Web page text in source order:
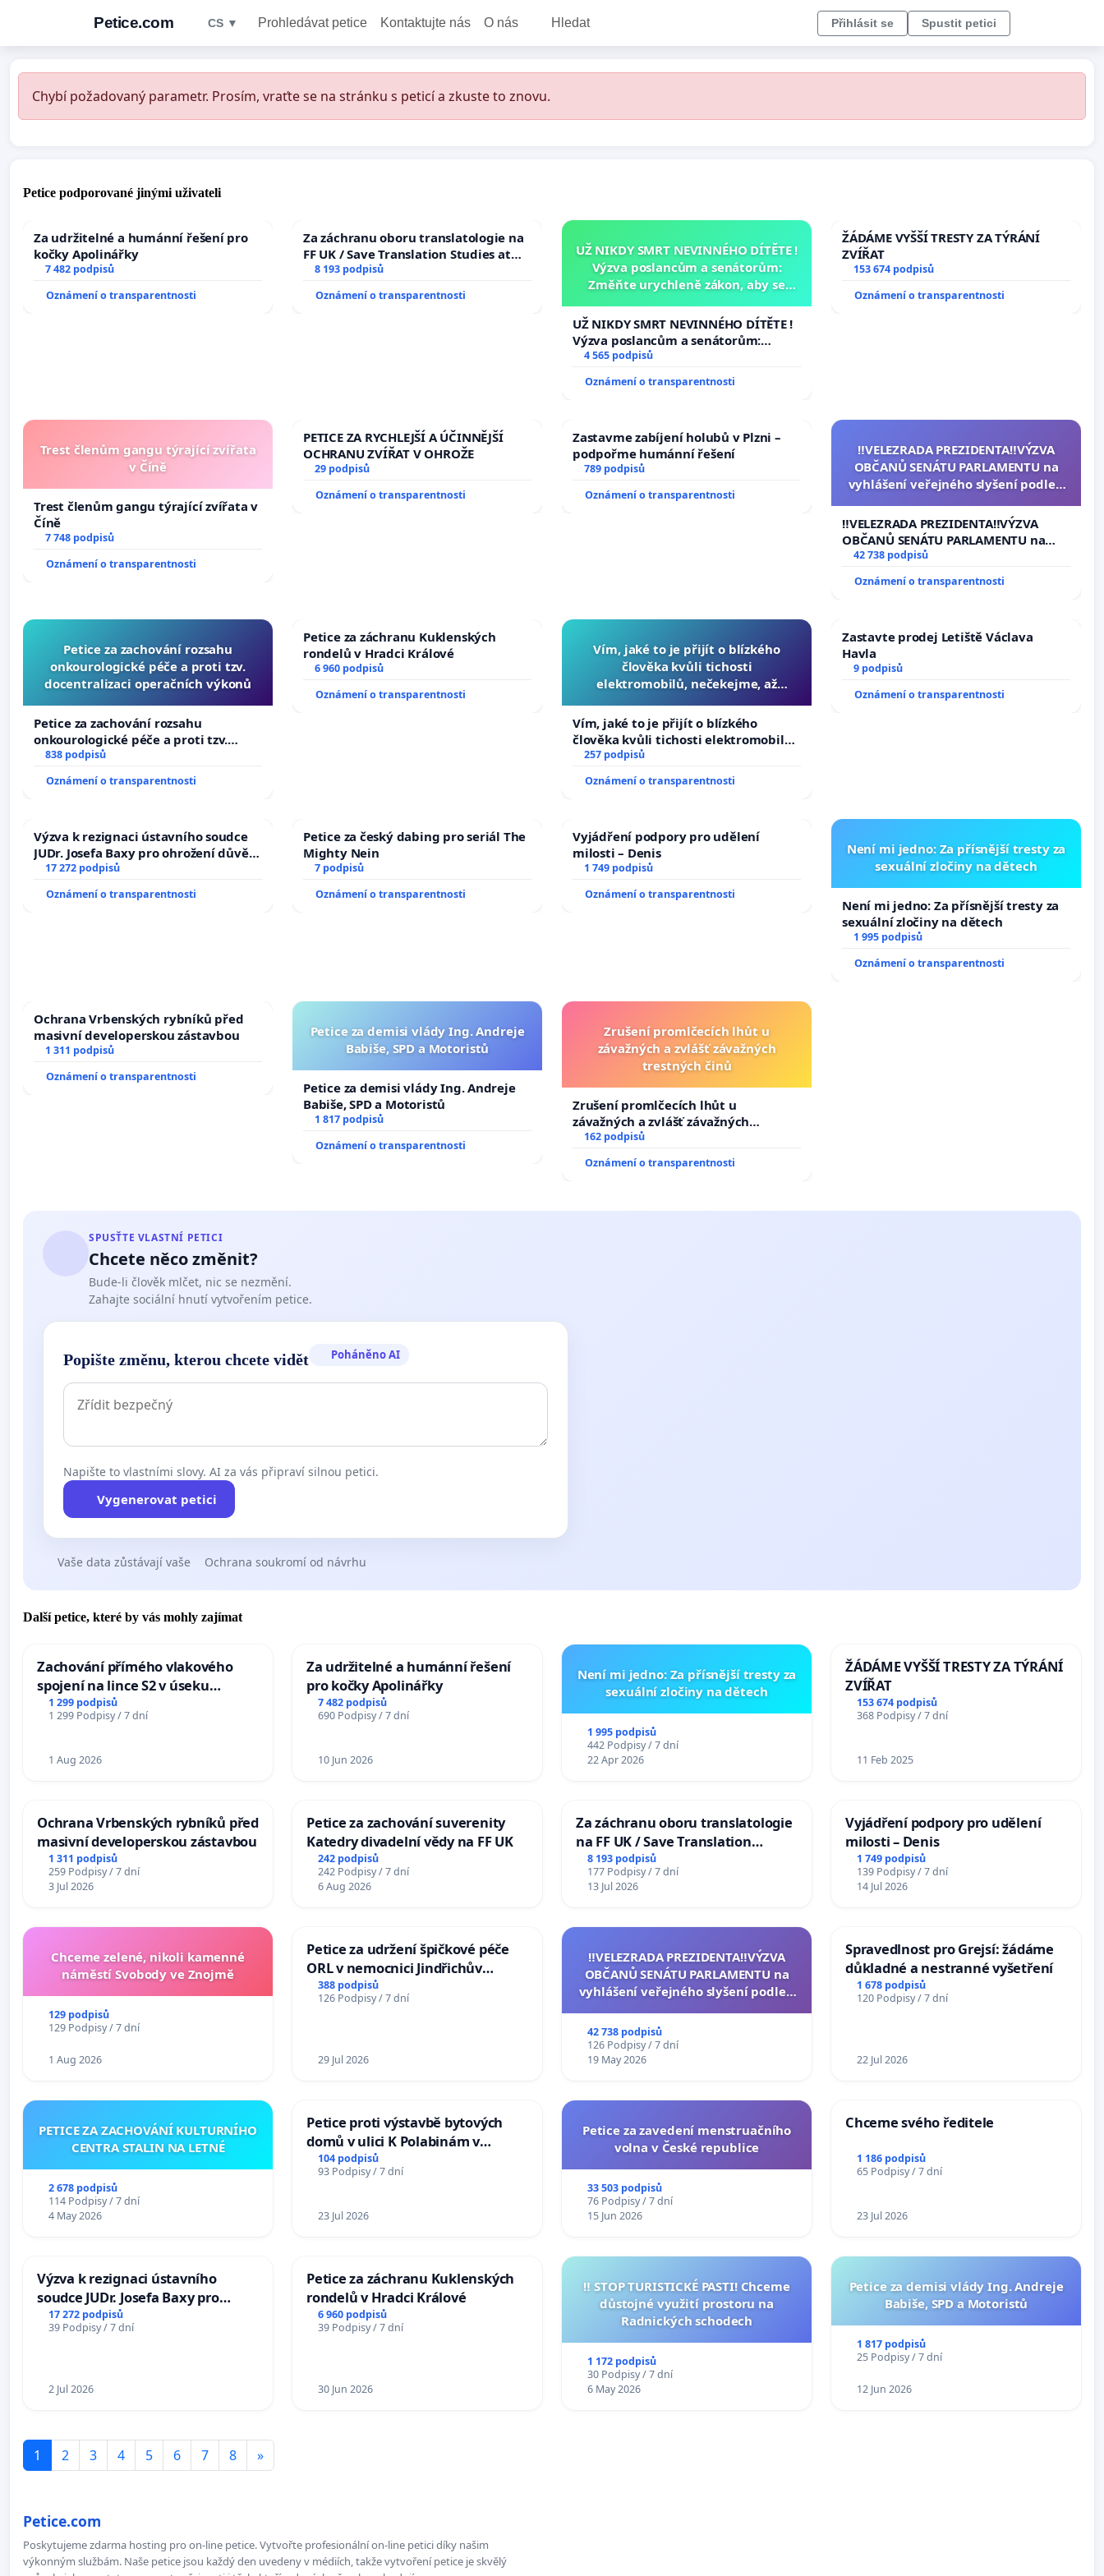
Petice.com CS ▼ Prohledávat petice Kontaktujte nás O nás Hledat Přihlásit se Spustit petici
Chybí požadovaný parametr. Prosím, vraťte se na stránku s peticí a zkuste to znovu.
Petice podporované jinými uživateli
Za udržitelné a humánní řešení pro
kočky Apolinářky
7 482 podpisů
Oznámení o transparentnosti
Za záchranu oboru translatologie na
FF UK / Save Translation Studies at
the Faculty of Arts, Charles
University
8 193 podpisů
Oznámení o transparentnosti
UŽ NIKDY SMRT NEVINNÉHO DÍTĚTE !
Výzva poslancům a senátorům:
Změňte urychleně zákon, aby se
opakovat!
UŽ NIKDY SMRT NEVINNÉHO DÍTĚTE !
Výzva poslancům a senátorům:
Změňte urychleně zákon, aby se
tragédie malé Viktorky už nemohla
opakovat!
4 565 podpisů
Oznámení o transparentnosti
ŽÁDÁME VYŠŠÍ TRESTY ZA TÝRÁNÍ
ZVÍŘAT
153 674 podpisů
Oznámení o transparentnosti
Trest členům gangu týrající zvířata
v Číně
Trest členům gangu týrající zvířata v
Číně
7 748 podpisů
Oznámení o transparentnosti
PETICE ZA RYCHLEJŠÍ A ÚČINNĚJŠÍ
OCHRANU ZVÍŘAT V OHROŽE
29 podpisů
Oznámení o transparentnosti
Zastavme zabíjení holubů v Plzni –
podpořme humánní řešení
789 podpisů
Oznámení o transparentnosti
‼️VELEZRADA PREZIDENTA‼️VÝZVA
OBČANŮ SENÁTU PARLAMENTU na
vyhlášení veřejného slyšení podle §
na přijetí usnesení k podání ústavní
žaloby na prezidenta republiky
‼️VELEZRADA PREZIDENTA‼️VÝZVA
OBČANŮ SENÁTU PARLAMENTU na
vyhlášení veřejného slyšení podle §
144 jednacího řádu Senátu k návrhu
na přijetí usnesení k podání ústavní
42 738 podpisů
Oznámení o transparentnosti
Petice za zachování rozsahu
onkourologické péče a proti tzv.
docentralizaci operačních výkonů
Petice za zachování rozsahu
onkourologické péče a proti tzv.
docentralizaci operačních výkonů
838 podpisů
Oznámení o transparentnosti
Petice za záchranu Kuklenských
rondelů v Hradci Králové
6 960 podpisů
Oznámení o transparentnosti
Vím, jaké to je přijít o blízkého
člověka kvůli tichosti
elektromobilů, nečekejme, až
auta!
Vím, jaké to je přijít o blízkého
člověka kvůli tichosti elektromobilů,
nečekejme, až přibydou další,
zaveďme slyšitelná auta!
257 podpisů
Oznámení o transparentnosti
Zastavte prodej Letiště Václava
Havla
9 podpisů
Oznámení o transparentnosti
Výzva k rezignaci ústavního soudce
JUDr. Josefa Baxy pro ohrožení důvěry
ve spravedlivý proces
17 272 podpisů
Oznámení o transparentnosti
Petice za český dabing pro seriál The
Mighty Nein
7 podpisů
Oznámení o transparentnosti
Vyjádření podpory pro udělení
milosti – Denis
1 749 podpisů
Oznámení o transparentnosti
Není mi jedno: Za přísnější tresty za
sexuální zločiny na dětech
Není mi jedno: Za přísnější tresty za
sexuální zločiny na dětech
1 995 podpisů
Oznámení o transparentnosti
Ochrana Vrbenských rybníků před
masivní developerskou zástavbou
1 311 podpisů
Oznámení o transparentnosti
Petice za demisi vlády Ing. Andreje
Babiše, SPD a Motoristů
Petice za demisi vlády Ing. Andreje
Babiše, SPD a Motoristů
1 817 podpisů
Oznámení o transparentnosti
Zrušení promlčecích lhůt u
závažných a zvlášť závažných
trestných činů
Zrušení promlčecích lhůt u
závažných a zvlášť závažných
trestných činů
162 podpisů
Oznámení o transparentnosti
SPUSŤTE VLASTNÍ PETICI
Chcete něco změnit?
Bude-li člověk mlčet, nic se nezmění.
Zahajte sociální hnutí vytvořením petice.
Popište změnu, kterou chcete vidět Poháněno AI
Napište to vlastními slovy. AI za vás připraví silnou petici.
Vygenerovat petici
Vaše data zůstávají vaše Ochrana soukromí od návrhu
Další petice, které by vás mohly zajímat
Zachování přímého vlakového
spojení na lince S2 v úseku
Ostrava – Bohumín – Karviná –
Mosty u Jablunkova
1 299 podpisů
1 299 Podpisy / 7 dní
1 Aug 2026
Za udržitelné a humánní řešení
pro kočky Apolinářky
7 482 podpisů
690 Podpisy / 7 dní
10 Jun 2026
Není mi jedno: Za přísnější tresty za
sexuální zločiny na dětech
1 995 podpisů
442 Podpisy / 7 dní
22 Apr 2026
ŽÁDÁME VYŠŠÍ TRESTY ZA TÝRÁNÍ
ZVÍŘAT
153 674 podpisů
368 Podpisy / 7 dní
11 Feb 2025
Ochrana Vrbenských rybníků před
masivní developerskou zástavbou
1 311 podpisů
259 Podpisy / 7 dní
3 Jul 2026
Petice za zachování suverenity
Katedry divadelní vědy na FF UK
242 podpisů
242 Podpisy / 7 dní
6 Aug 2026
Za záchranu oboru translatologie
na FF UK / Save Translation
Studies at the Faculty of Arts,
Charles University
8 193 podpisů
177 Podpisy / 7 dní
13 Jul 2026
Vyjádření podpory pro udělení
milosti – Denis
1 749 podpisů
139 Podpisy / 7 dní
14 Jul 2026
Chceme zelené, nikoli kamenné
náměstí Svobody ve Znojmě
129 podpisů
129 Podpisy / 7 dní
1 Aug 2026
Petice za udržení špičkové péče
ORL v nemocnici Jindřichův
Hradec
388 podpisů
126 Podpisy / 7 dní
29 Jul 2026
‼️VELEZRADA PREZIDENTA‼️VÝZVA
OBČANŮ SENÁTU PARLAMENTU na
vyhlášení veřejného slyšení podle §
na přijetí usnesení k podání ústavní
žaloby na prezidenta republiky
42 738 podpisů
126 Podpisy / 7 dní
19 May 2026
Spravedlnost pro Grejsí: žádáme
důkladné a nestranné vyšetření
1 678 podpisů
120 Podpisy / 7 dní
22 Jul 2026
PETICE ZA ZACHOVÁNÍ KULTURNÍHO
CENTRA STALIN NA LETNÉ
2 678 podpisů
114 Podpisy / 7 dní
4 May 2026
Petice proti výstavbě bytových
domů v ulici K Polabinám v
Pardubicích
104 podpisů
93 Podpisy / 7 dní
23 Jul 2026
Petice za zavedení menstruačního
volna v České republice
33 503 podpisů
76 Podpisy / 7 dní
15 Jun 2026
Chceme svého ředitele
1 186 podpisů
65 Podpisy / 7 dní
23 Jul 2026
Výzva k rezignaci ústavního
soudce JUDr. Josefa Baxy pro
ohrožení důvěry ve spravedlivý
proces
17 272 podpisů
39 Podpisy / 7 dní
2 Jul 2026
Petice za záchranu Kuklenských
rondelů v Hradci Králové
6 960 podpisů
39 Podpisy / 7 dní
30 Jun 2026
‼️ STOP TURISTICKÉ PASTI! Chceme
důstojné využití prostoru na
Radnických schodech
1 172 podpisů
30 Podpisy / 7 dní
6 May 2026
Petice za demisi vlády Ing. Andreje
Babiše, SPD a Motoristů
1 817 podpisů
25 Podpisy / 7 dní
12 Jun 2026
1 2 3 4 5 6 7 8 »
Petice.com
Poskytujeme zdarma hosting pro on-line petice. Vytvořte profesionální on-line petici díky našim
výkonným službám. Naše petice jsou každý den uvedeny v médiích, takže vytvoření petice je skvělý